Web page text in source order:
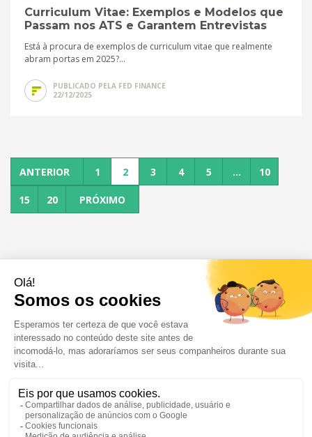
Curriculum Vitae: Exemplos e Modelos que
Passam nos ATS e Garantem Entrevistas
Está à procura de exemplos de curriculum vitae que realmente
abram portas em 2025?...
PUBLICADO PELA FED FINANCE
22/12/2025
ANTERIOR 1 2 3 4 5 ... 10
15 20 PRÓXIMO
OFERTAS DE EMPREGO
NOTÍCIAS E CONSELHOS
RSE/COMPROMISSO